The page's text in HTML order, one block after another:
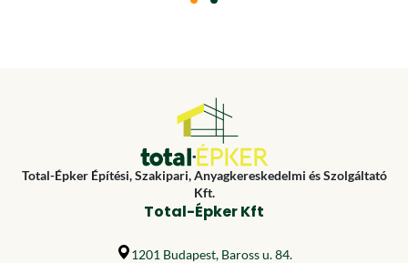
Total-Épker Építési, Szakipari, Anyagkereskedelmi és Szolgáltató
Kft.
Total-Épker Kft
1201 Budapest, Baross u. 84.